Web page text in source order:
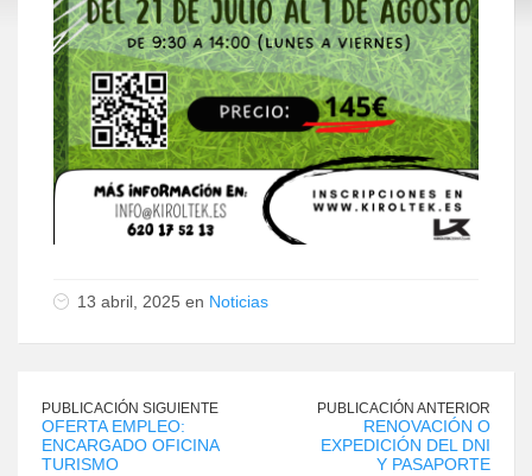
13 abril, 2025 en Noticias
PUBLICACIÓN SIGUIENTE
OFERTA EMPLEO:
ENCARGADO OFICINA
TURISMO
PUBLICACIÓN ANTERIOR
RENOVACIÓN O
EXPEDICIÓN DEL DNI
Y PASAPORTE